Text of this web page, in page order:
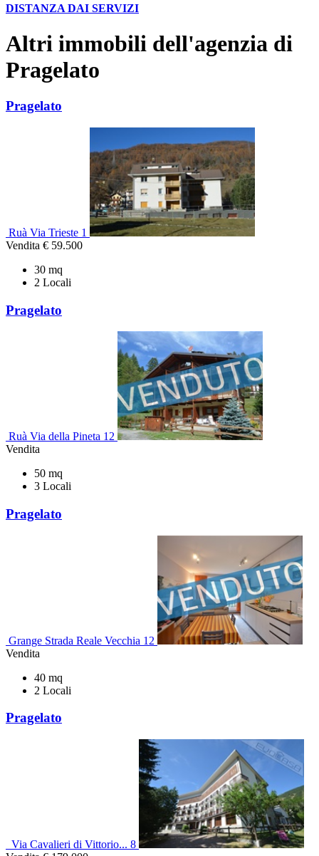
DISTANZA DAI SERVIZI
Altri immobili dell'agenzia di
Pragelato
Pragelato
Ruà Via Trieste 1
Vendita € 59.500
30 mq
2 Locali
Pragelato
Ruà Via della Pineta 12
Vendita
50 mq
3 Locali
Pragelato
Grange Strada Reale Vecchia 12
Vendita
40 mq
2 Locali
Pragelato
Via Cavalieri di Vittorio... 8